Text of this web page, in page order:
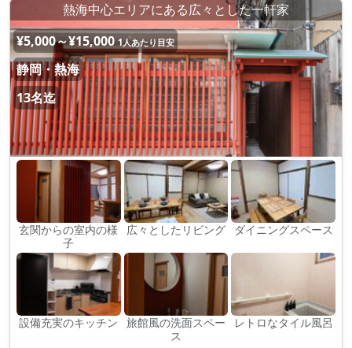
熱海中心エリアにある広々とした一軒家
¥5,000～¥15,000 1人あたり目安
静岡・熱海
13名迄
玄関からの室内の様
子
広々としたリビング ダイニングスペース
設備充実のキッチン
旅館風の洗面スペー
ス
レトロなタイル風呂